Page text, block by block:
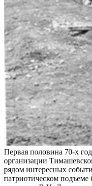
Первая половина 70-х
организации
рядом интересных
патриотическом подъеме